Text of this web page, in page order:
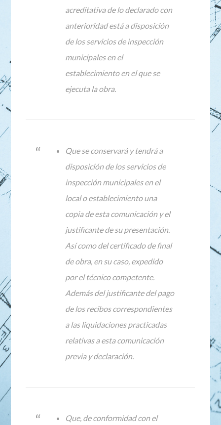
acreditativa de lo declarado con
anterioridad está a disposición
de los servicios de inspección
municipales en el
establecimiento en el que se
ejecuta la obra.
Que se conservará y tendrá a
disposición de los servicios de
inspección municipales en el
local o establecimiento una
copia de esta comunicación y el
justificante de su presentación.
Así como del certificado de final
de obra, en su caso, expedido
por el técnico competente.
Además del justificante del pago
de los recibos correspondientes
a las liquidaciones practicadas
relativas a esta comunicación
previa y declaración.
Que, de conformidad con el